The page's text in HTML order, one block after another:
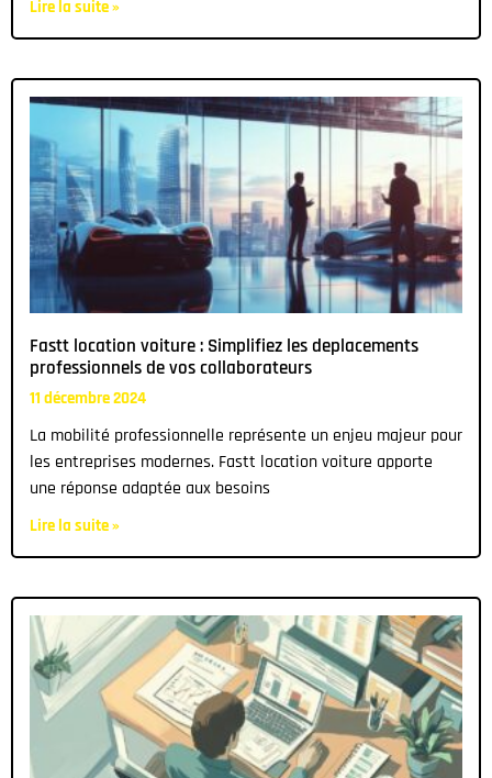
Lire la suite »
Fastt location voiture : Simplifiez les deplacements
professionnels de vos collaborateurs
11 décembre 2024
La mobilité professionnelle représente un enjeu majeur pour
les entreprises modernes. Fastt location voiture apporte
une réponse adaptée aux besoins
Lire la suite »